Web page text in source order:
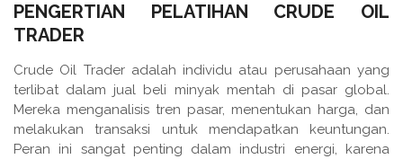
PENGERTIAN PELATIHAN CRUDE OIL
TRADER
Crude Oil Trader adalah individu atau perusahaan yang
terlibat dalam jual beli minyak mentah di pasar global.
Mereka menganalisis tren pasar, menentukan harga, dan
melakukan transaksi untuk mendapatkan keuntungan.
Peran ini sangat penting dalam industri energi, karena